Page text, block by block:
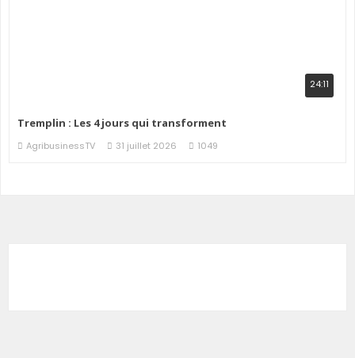
24:11
Tremplin : Les 4 jours qui transforment
AgribusinessTV 31 juillet 2026 1049